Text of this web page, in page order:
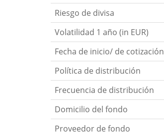
Riesgo de divisa
Volatilidad 1 año (in EUR)
Fecha de inicio/ de cotización
Política de distribución
Frecuencia de distribución
Domicilio del fondo
Proveedor de fondo